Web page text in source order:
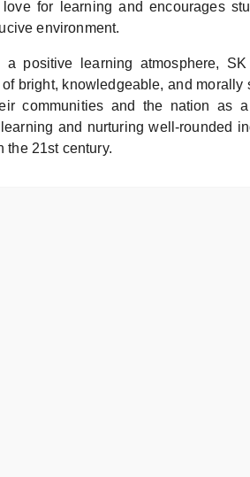
for learning and encourages
environment.
positive learning atmosphere,
bright, knowledgeable, and
communities and the nation as
and nurturing well-rounded
the 21st century.